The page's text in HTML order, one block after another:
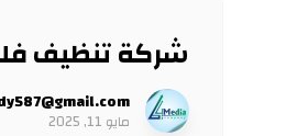
شركة تنظيف فلل
مايو 11, 2025